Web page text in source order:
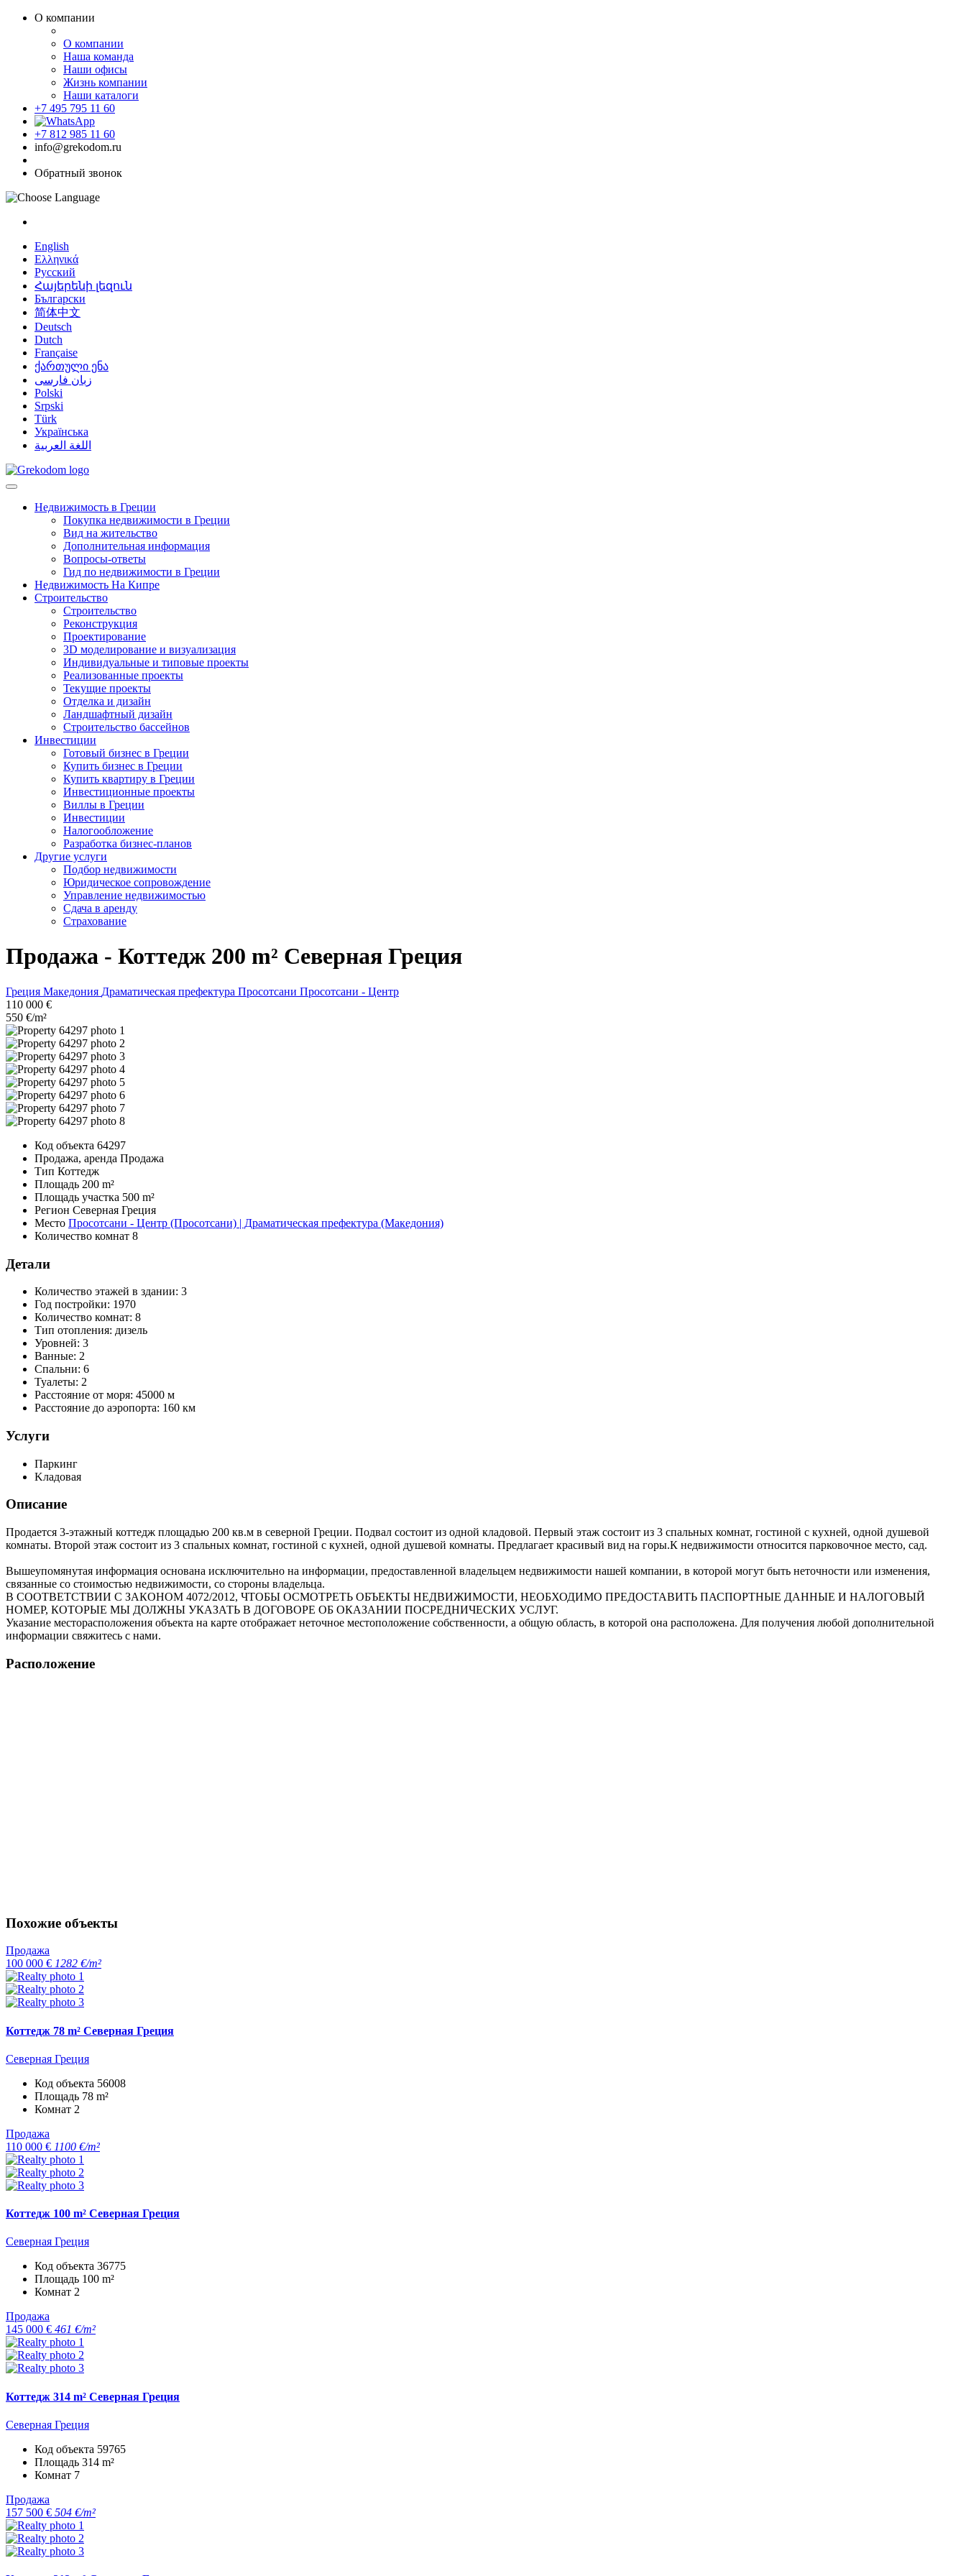
О компании
О компании
Наша команда
Наши офисы
Жизнь компании
Наши каталоги
+7 495 795 11 60
+7 812 985 11 60
info@grekodom.ru
Обратный звонок
English
Ελληνικά
Русский
Հայերենի լեզուն
Български
简体中文
Deutsch
Dutch
Française
ქართული ენა
زبان فارسی
Polski
Srpski
Türk
Українська
اللغة العربية
Недвижимость в Греции
Покупка недвижимости в Греции
Вид на жительство
Дополнительная информация
Вопросы-ответы
Гид по недвижимости в Греции
Недвижимость На Кипре
Строительство
Строительство
Реконструкция
Проектирование
3D моделирование и визуализация
Индивидуальные и типовые проекты
Реализованные проекты
Текущие проекты
Отделка и дизайн
Ландшафтный дизайн
Строительство бассейнов
Инвестиции
Готовый бизнес в Греции
Купить бизнес в Греции
Купить квартиру в Греции
Инвестиционные проекты
Виллы в Греции
Инвестиции
Налогообложение
Разработка бизнес-планов
Другие услуги
Подбор недвижимости
Юридическое сопровождение
Управление недвижимостью
Сдача в аренду
Страхование
Продажа - Коттедж 200 m² Северная Греция
Греция Македония Драматическая префектура Просотсани Просотсани - Центр
110 000 €
550 €/m²
Код объекта 64297
Продажа, аренда Продажа
Тип Коттедж
Площадь 200 m²
Площадь участка 500 m²
Регион Северная Греция
Место Просотсани - Центр (Просотсани) | Драматическая префектура (Македония)
Количество комнат 8
Детали
Количество этажей в здании: 3
Год постройки: 1970
Количество комнат: 8
Тип отопления: дизель
Уровней: 3
Ванные: 2
Спальни: 6
Туалеты: 2
Расстояние от моря: 45000 м
Расстояние до аэропорта: 160 км
Услуги
Паркинг
Kладовая
Описание
Продается 3-этажный коттедж площадью 200 кв.м в северной Греции. Подвал состоит из одной кладовой. Первый этаж состоит из 3 спальных комнат, гостиной с кухней, одной душевой
комнаты. Второй этаж состоит из 3 спальных комнат, гостиной с кухней, одной душевой комнаты. Предлагает красивый вид на горы.К недвижимости относится парковочное место, сад.
Вышеупомянутая информация основана исключительно на информации, предоставленной владельцем недвижимости нашей компании, в которой могут быть неточности или изменения,
связанные со стоимостью недвижимости, со стороны владельца.
В СООТВЕТСТВИИ С ЗАКОНОМ 4072/2012, ЧТОБЫ ОСМОТРЕТЬ ОБЪЕКТЫ НЕДВИЖИМОСТИ, НЕОБХОДИМО ПРЕДОСТАВИТЬ ПАСПОРТНЫЕ ДАННЫЕ И НАЛОГОВЫЙ
НОМЕР, КОТОРЫЕ МЫ ДОЛЖНЫ УКАЗАТЬ В ДОГОВОРЕ ОБ ОКАЗАНИИ ПОСРЕДНИЧЕСКИХ УСЛУГ.
Указание месторасположения объекта на карте отображает неточное местоположение собственности, а общую область, в которой она расположена. Для получения любой дополнительной
информации свяжитесь с нами.
Расположение
Похожие объекты
Продажа
100 000 € 1282 €/m²
Коттедж 78 m² Северная Греция
Северная Греция
Код объекта 56008
Площадь 78 m²
Комнат 2
Продажа
110 000 € 1100 €/m²
Коттедж 100 m² Северная Греция
Северная Греция
Код объекта 36775
Площадь 100 m²
Комнат 2
Продажа
145 000 € 461 €/m²
Коттедж 314 m² Северная Греция
Северная Греция
Код объекта 59765
Площадь 314 m²
Комнат 7
Продажа
157 500 € 504 €/m²